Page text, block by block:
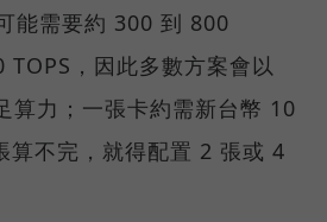
能需要約 300 到 800
TOPS，因此多數方案會以
算力；一張卡約需新台幣 10
算不完，就得配置 2 張或 4